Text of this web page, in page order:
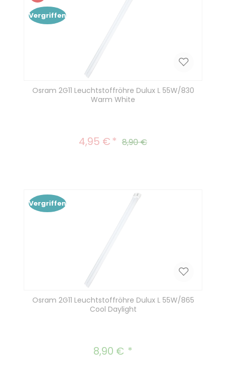
Vergriffen
Osram 2G11 Leuchtstoffröhre Dulux L 55W/830
Warm White
Verkaufspreis:
4,95 € Regulärer Preis:
8,90 €
Vergriffen
Osram 2G11 Leuchtstoffröhre Dulux L 55W/865
Cool Daylight
Regulärer Preis:
8,90 €